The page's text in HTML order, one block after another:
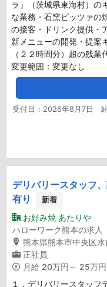
ラ」（茨城県東海村）の
な業務・石窯ピッツァの
の接客・ドリンク提供・
新メニューの開発・提案
（２２時間分）超の残業
変更範囲：変更なし
受付日：2026年8月7日
デリバリースタッフ
有り
新着
お好み焼 あたりや
ハローワーク熊本の求人
熊本県熊本市中央区
正社員
月給 20万円～ 25万円
１，デリバリースタッフ